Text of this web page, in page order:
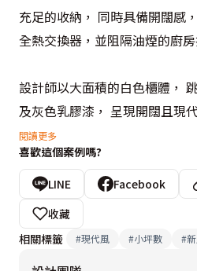
充足的收納， 同時具備開闊感
全熱交換器，並阻隔油煙的廚房
設計師以大面積的白色櫃體，
及灰色乳膠漆， 呈現開闊且現
以三面櫃的巧妙設計，滿足玄關
箱櫃的三種需求.。另外，使用
浴室門隱藏其中，同時也透過
公領域的電視牆以白色櫃體為主
閱讀更多
喜歡這個案例嗎?
LINE Facebook
收藏
相關標籤
#現代風 #小坪數 #